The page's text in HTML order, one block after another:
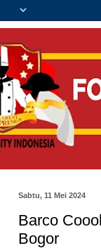
Sabtu, 11 Mei 2024
Barco
Bogor